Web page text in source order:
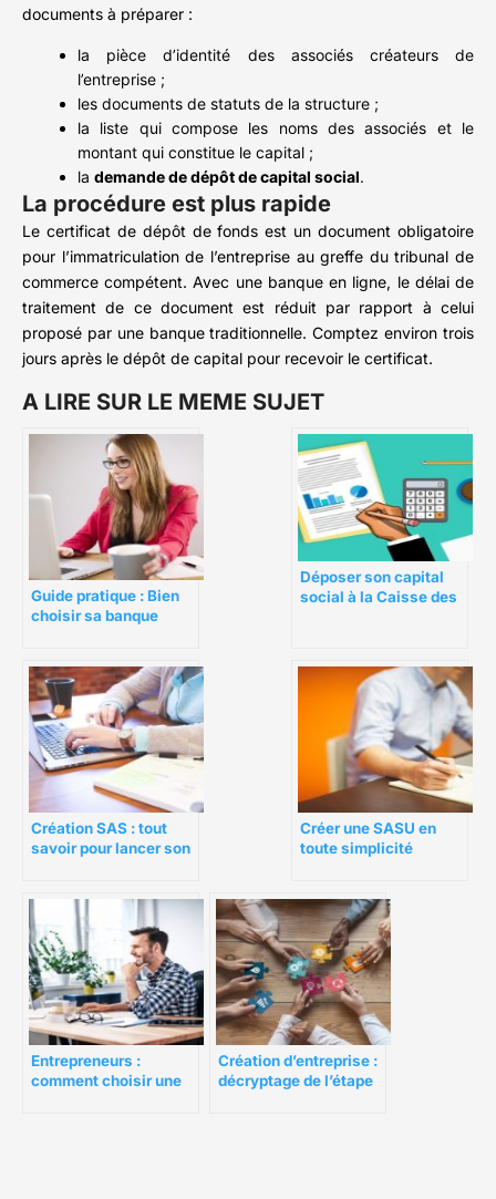
documents à préparer :
la pièce d’identité des associés créateurs de
l’entreprise ;
les documents de statuts de la structure ;
la liste qui compose les noms des associés et le
montant qui constitue le capital ;
la demande de dépôt de capital social.
La procédure est plus rapide
Le certificat de dépôt de fonds est un document obligatoire
pour l’immatriculation de l’entreprise au greffe du tribunal de
commerce compétent. Avec une banque en ligne, le délai de
traitement de ce document est réduit par rapport à celui
proposé par une banque traditionnelle. Comptez environ trois
jours après le dépôt de capital pour recevoir le certificat.
A LIRE SUR LE MEME SUJET
Guide pratique : Bien
choisir sa banque
Déposer son capital
social à la Caisse des
Création SAS : tout
savoir pour lancer son
Créer une SASU en
toute simplicité
Entrepreneurs :
comment choisir une
Création d’entreprise :
décryptage de l’étape